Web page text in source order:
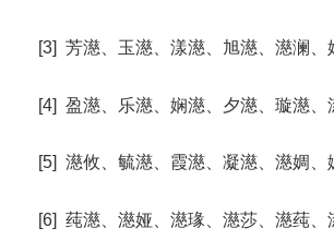
[3] 芳濨、玉濨、漾濨、旭濨、濨澜、
[4] 盈濨、乐濨、娴濨、夕濨、璇濨、
[5] 濨攸、毓濨、霞濨、凝濨、濨婤、
[6] 莼濨、濨娅、濨瑑、濨莎、濨莼、